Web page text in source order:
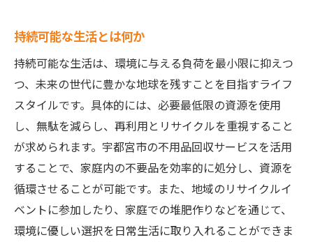
持続可能な生活とは何か
持続可能な生活は、環境に与える負荷を最小限に抑えつ
つ、未来の世代に豊かな地球を残すことを目指すライフ
スタイルです。具体的には、必要最低限の資源を使用
し、無駄を減らし、再利用とリサイクルを重視すること
が求められます。宇都宮市の不用品回収サービスを活用
することで、家庭内の不要品を効率的に処分し、資源を
循環させることが可能です。また、地域のリサイクルイ
ベントに参加したり、家庭での堆肥作りなどを通じて、
環境に優しい選択を日常生活に取り入れることができま